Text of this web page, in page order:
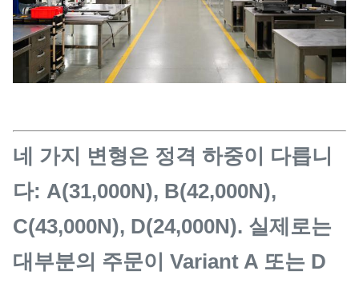
네 가지 변형은 정격 하중이 다릅니
다: A(31,000N), B(42,000N),
C(43,000N), D(24,000N). 실제로는
대부분의 주문이 Variant A 또는 D